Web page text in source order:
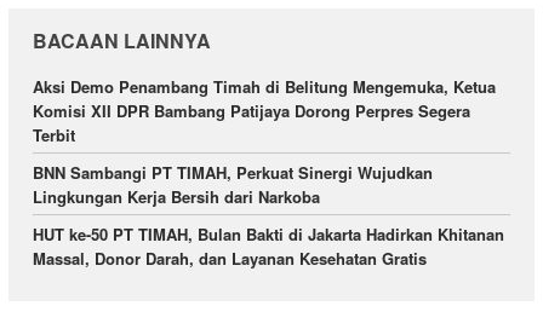
BACAAN LAINNYA
Aksi Demo Penambang Timah di Belitung Mengemuka, Ketua
Komisi XII DPR Bambang Patijaya Dorong Perpres Segera
Terbit
BNN Sambangi PT TIMAH, Perkuat Sinergi Wujudkan
Lingkungan Kerja Bersih dari Narkoba
HUT ke-50 PT TIMAH, Bulan Bakti di Jakarta Hadirkan Khitanan
Massal, Donor Darah, dan Layanan Kesehatan Gratis